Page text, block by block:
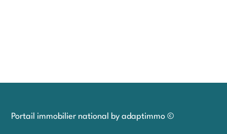
Portail immobilier national by adaptimmo ©